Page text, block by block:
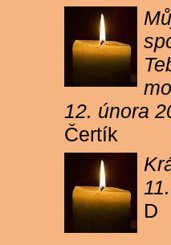
12. února
Čertík
D